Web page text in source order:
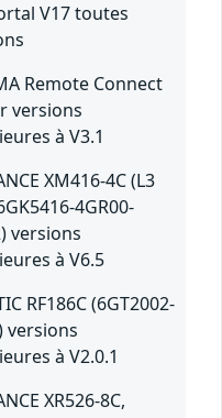
V17 toutes
Remote Connect
versions
à V3.1
XM416-4C (L3
4GR00-
versions
à V6.5
RF186C (6GT2002-
versions
à V2.0.1
XR526-8C,